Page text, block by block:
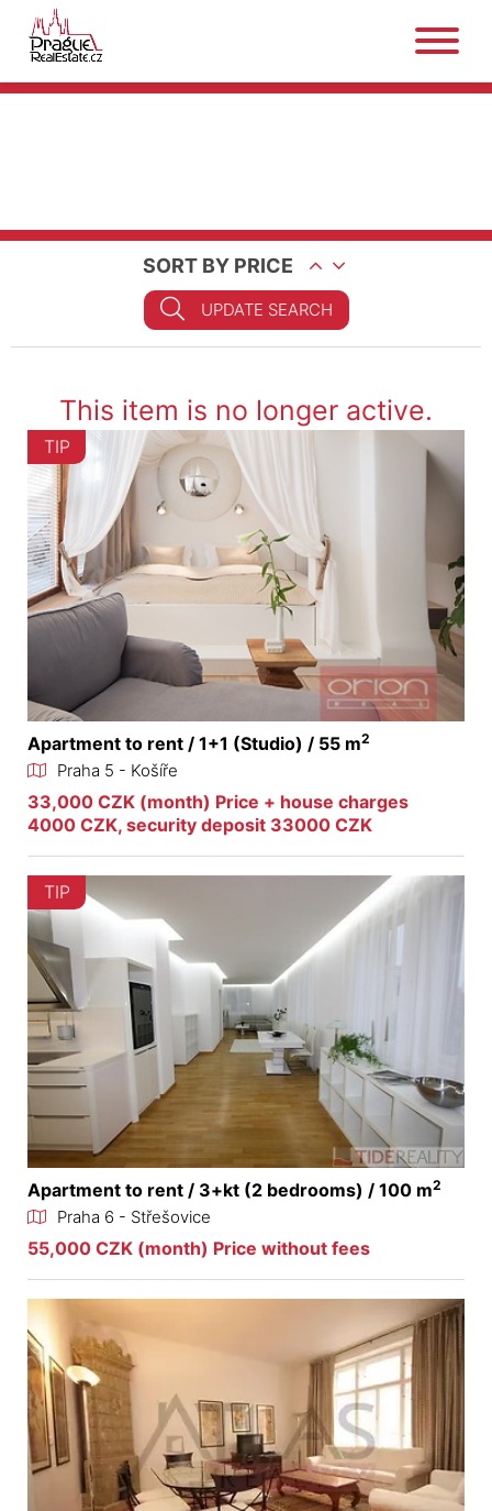
SORT BY PRICE
UPDATE SEARCH
This item is no longer active.
TIP
Apartment to rent / 1+1 (Studio) / 55 m2
Praha 5 - Košíře
33,000 CZK (month) Price + house charges
4000 CZK, security deposit 33000 CZK
TIP
Apartment to rent / 3+kt (2 bedrooms) / 100 m2
Praha 6 - Střešovice
55,000 CZK (month) Price without fees